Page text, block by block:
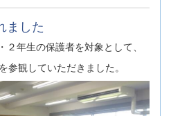
ました
年生の保護者を対象として、
観していただきました。